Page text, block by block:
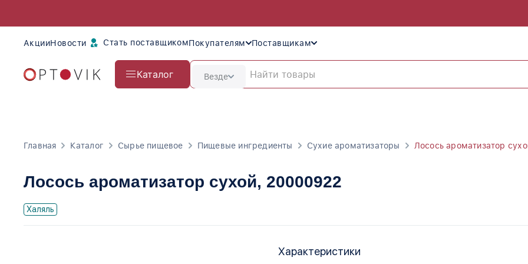
АкцииНовости Стать поставщикомПокупателям Поставщикам
Каталог Везде
Главная Каталог Сырье пищевое Пищевые ингредиенты Сухие ароматизаторы Лосось ароматизатор
Лосось ароматизатор сухой, 20000922
Халяль
Характеристики